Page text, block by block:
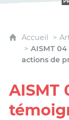
Accueil
AISMT
actions de
AISMT